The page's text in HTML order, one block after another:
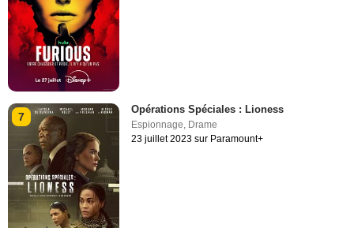
7
Opérations Spéciales : Lioness
Espionnage, Drame
23 juillet 2023 sur Paramount+